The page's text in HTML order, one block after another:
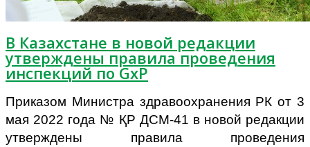
В Казахстане в новой редакции
утверждены правила проведения
инспекций по GxP
Приказом Министра здравоохранения РК от 3
мая 2022 года № ҚР ДСМ-41 в новой редакции
утверждены правила проведения